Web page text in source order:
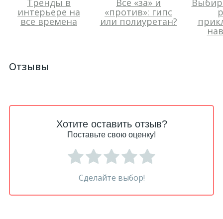
Тренды в
интерьере на
все времена
Все «за» и
«против»: гипс
или полиуретан?
Отзывы
Хотите оставить отзыв?
Поставьте свою оценку!
Сделайте выбор!